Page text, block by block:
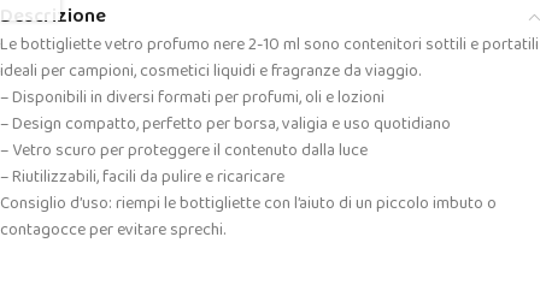
Descrizione
Le bottigliette vetro profumo nere 2-10 ml sono contenitori sottili e portatili
ideali per campioni, cosmetici liquidi e fragranze da viaggio.
– Disponibili in diversi formati per profumi, oli e lozioni
– Design compatto, perfetto per borsa, valigia e uso quotidiano
– Vetro scuro per proteggere il contenuto dalla luce
– Riutilizzabili, facili da pulire e ricaricare
Consiglio d’uso: riempi le bottigliette con l’aiuto di un piccolo imbuto o
contagocce per evitare sprechi.